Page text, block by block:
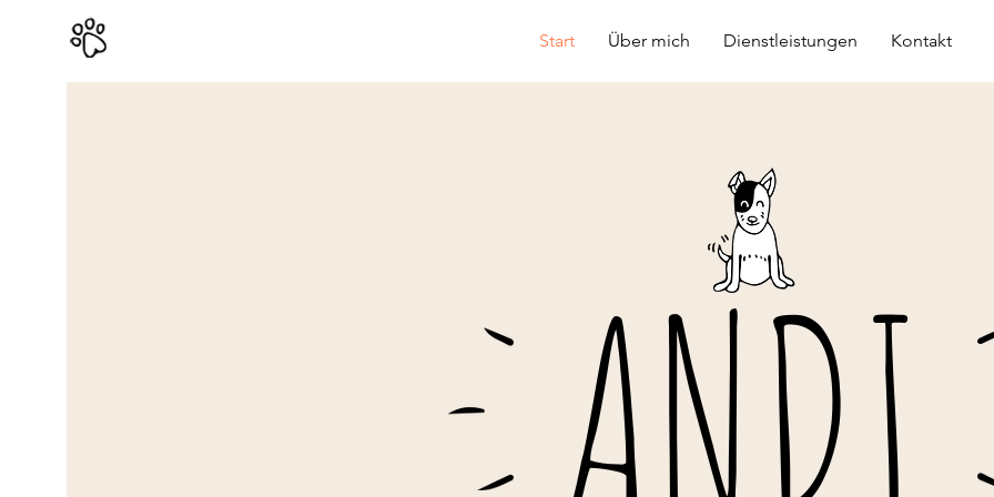
Start Über mich Dienstleistungen Kontakt
ANDI